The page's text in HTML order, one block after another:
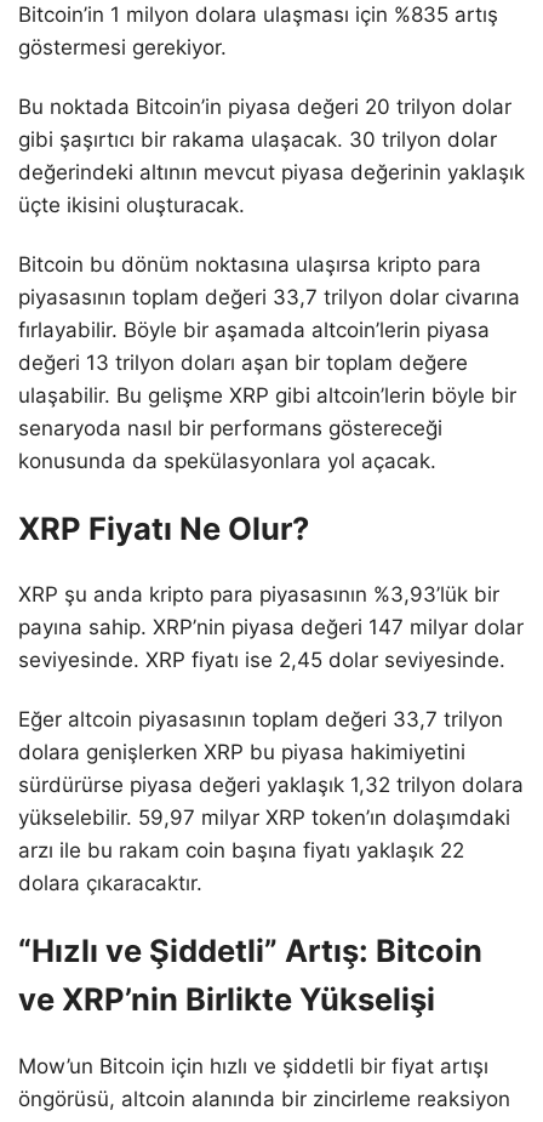
Bitcoin’in 1 milyon dolara ulaşması için %835 artış
göstermesi gerekiyor.
Bu noktada Bitcoin’in piyasa değeri 20 trilyon dolar
gibi şaşırtıcı bir rakama ulaşacak. 30 trilyon dolar
değerindeki altının mevcut piyasa değerinin yaklaşık
üçte ikisini oluşturacak.
Bitcoin bu dönüm noktasına ulaşırsa kripto para
piyasasının toplam değeri 33,7 trilyon dolar civarına
fırlayabilir. Böyle bir aşamada altcoin’lerin piyasa
değeri 13 trilyon doları aşan bir toplam değere
ulaşabilir. Bu gelişme XRP gibi altcoin’lerin böyle bir
senaryoda nasıl bir performans göstereceği
konusunda da spekülasyonlara yol açacak.
XRP Fiyatı Ne Olur?
XRP şu anda kripto para piyasasının %3,93’lük bir
payına sahip. XRP’nin piyasa değeri 147 milyar dolar
seviyesinde. XRP fiyatı ise 2,45 dolar seviyesinde.
Eğer altcoin piyasasının toplam değeri 33,7 trilyon
dolara genişlerken XRP bu piyasa hakimiyetini
sürdürürse piyasa değeri yaklaşık 1,32 trilyon dolara
yükselebilir. 59,97 milyar XRP token’ın dolaşımdaki
arzı ile bu rakam coin başına fiyatı yaklaşık 22
dolara çıkaracaktır.
“Hızlı ve Şiddetli” Artış: Bitcoin
ve XRP’nin Birlikte Yükselişi
Mow’un Bitcoin için hızlı ve şiddetli bir fiyat artışı
öngörüsü, altcoin alanında bir zincirleme reaksiyon